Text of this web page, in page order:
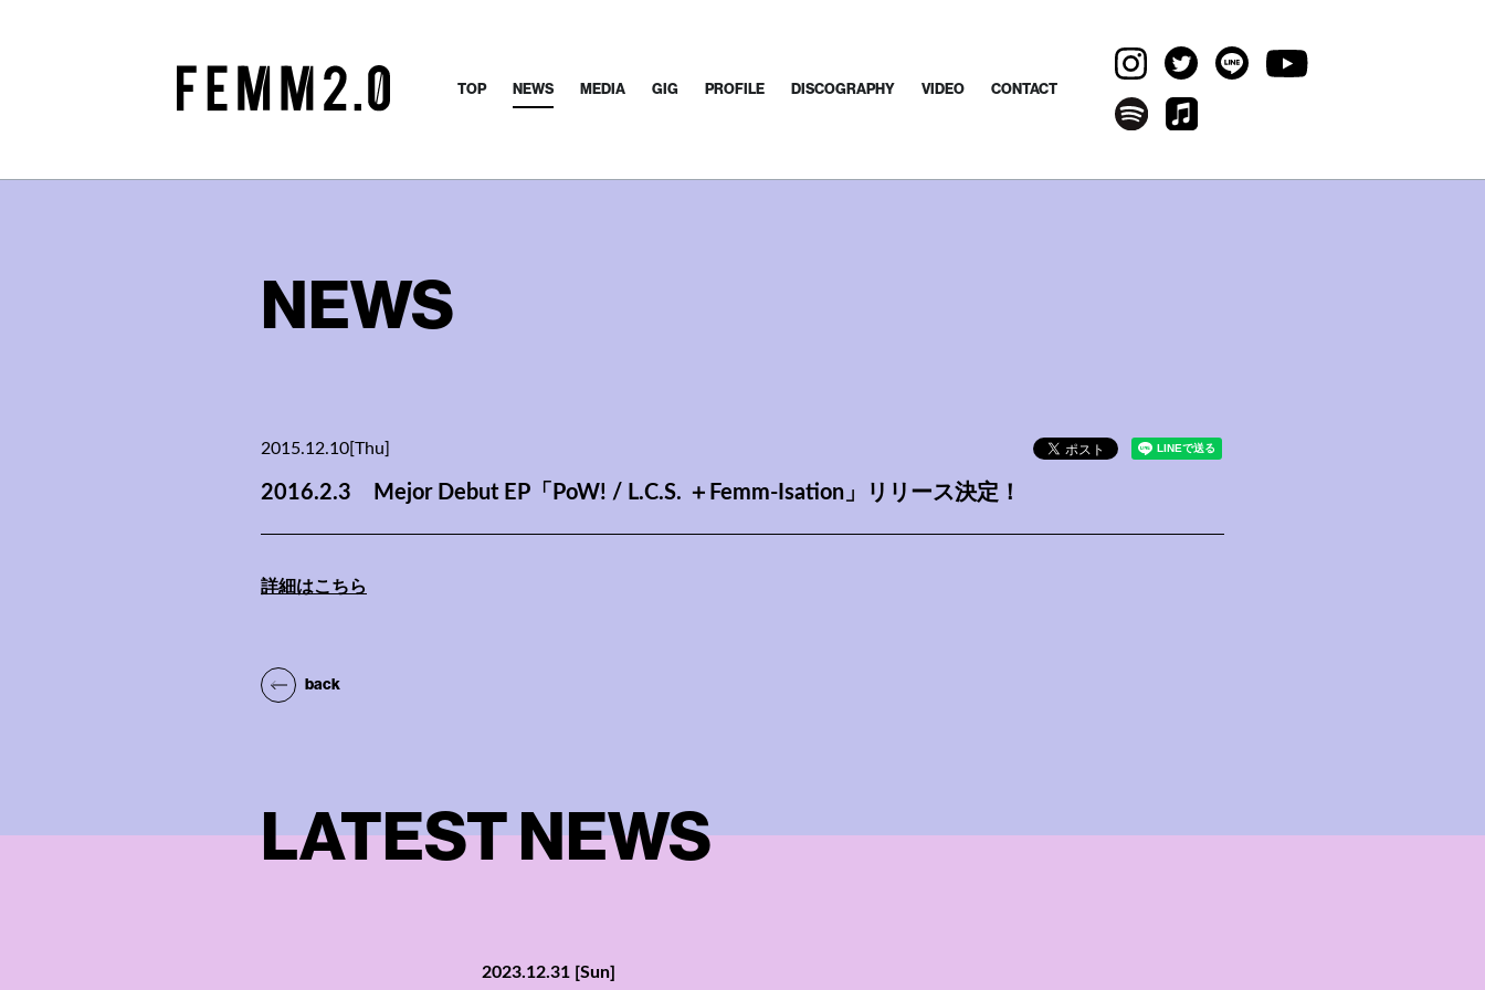
TOP NEWS MEDIA GIG PROFILE DISCOGRAPHY VIDEO CONTACT
NEWS
2015.12.10[Thu]
2016.2.3 Mejor Debut EP「PoW! / L.C.S. ＋Femm-Isation」リリース決定！
詳細はこちら
back
LATEST NEWS
2023.12.31 [Sun]